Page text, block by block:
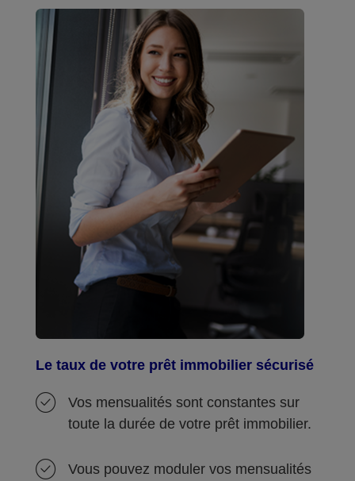
Le taux de votre prêt immobilier sécurisé
Vos mensualités sont constantes sur
toute la durée de votre prêt immobilier.
Vous pouvez moduler vos mensualités